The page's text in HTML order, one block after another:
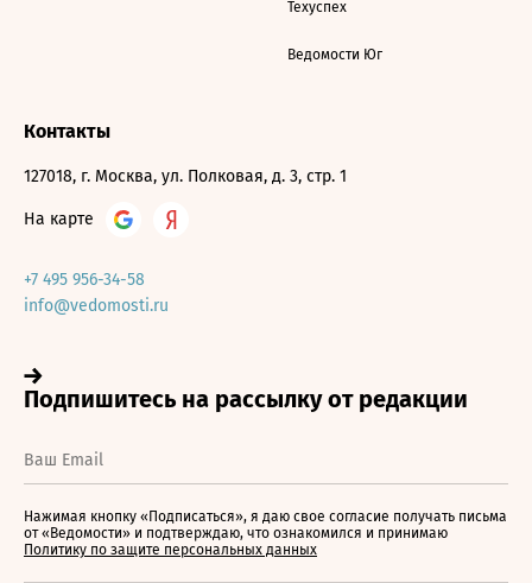
Техуспех
Ведомости Юг
Контакты
127018, г. Москва, ул. Полковая, д. 3, стр. 1
На карте
+7 495 956-34-58
info@vedomosti.ru
Нажимая кнопку «Подписаться», я даю свое согласие получать письма
от «Ведомости» и подтверждаю, что ознакомился и принимаю
Политику по защите персональных данных